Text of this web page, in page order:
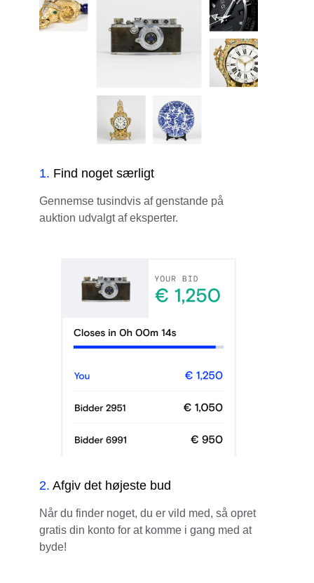
1. Find noget særligt
Gennemse tusindvis af genstande på
auktion udvalgt af eksperter.
2. Afgiv det højeste bud
Når du finder noget, du er vild med, så opret
gratis din konto for at komme i gang med at
byde!